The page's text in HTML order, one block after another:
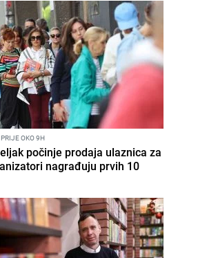
PRIJE OKO 9H
počinje prodaja ulaznica za
nagrađuju prvih 10